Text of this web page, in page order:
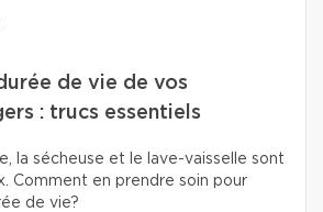
de vie de vos
: trucs essentiels
la sécheuse et le lave-vaisselle sont
Comment en prendre soin pour
de vie?